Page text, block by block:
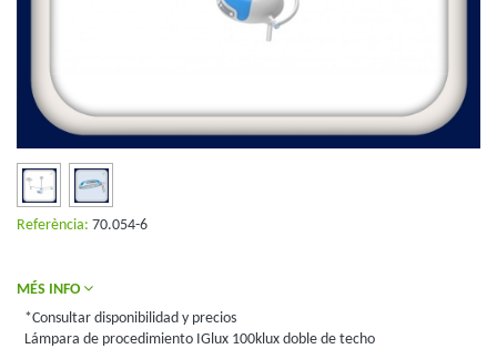
Referència: 70.054-6
MÉS INFO
*Consultar disponibilidad y precios
Lámpara de procedimiento IGlux 100klux doble de techo